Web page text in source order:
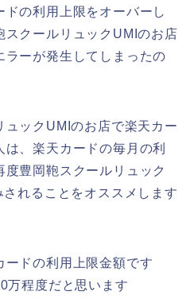
ドの利用上限をオーバーし
スクールリュックUMIのお店
ラーが発生してしまったの
ュックUMIのお店で楽天カー
は、楽天カードの毎月の利
豊岡鞄スクールリュック
れることをオススメします
ードの利用上限金額です
万程度だと思います